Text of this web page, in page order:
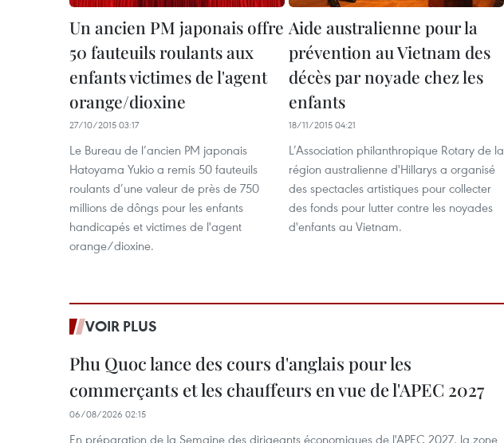
Un ancien PM japonais offre
50 fauteuils roulants aux
enfants victimes de l'agent
orange/dioxine
27/10/2015 03:17
Le Bureau de l’ancien PM japonais
Hatoyama Yukio a remis 50 fauteuils
roulants d’une valeur de près de 750
millions de dôngs pour les enfants
handicapés et victimes de l'agent
orange/dioxine.
Aide australienne pour la
prévention au Vietnam des
décès par noyade chez les
enfants
18/11/2015 04:21
L’Association philanthropique Rotary de la
région australienne d'Hillarys a organisé
des spectacles artistiques pour collecter
des fonds pour lutter contre les noyades
d'enfants au Vietnam.
VOIR PLUS
Phu Quoc lance des cours d'anglais pour les
commerçants et les chauffeurs en vue de l'APEC 2027
06/08/2026 02:15
En préparation de la Semaine des dirigeants économiques de l'APEC 2027, la zone